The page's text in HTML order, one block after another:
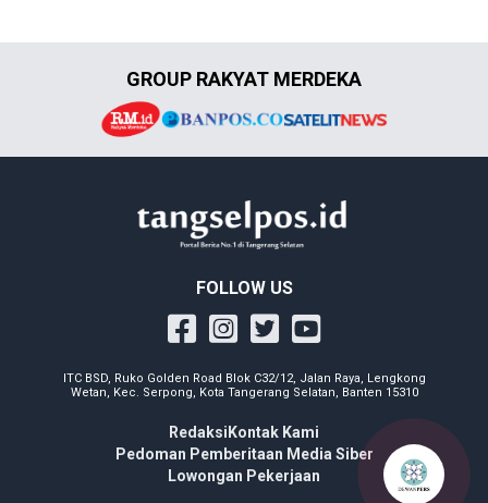
GROUP RAKYAT MERDEKA
FOLLOW US
ITC BSD, Ruko Golden Road Blok C32/12, Jalan Raya, Lengkong
Wetan, Kec. Serpong, Kota Tangerang Selatan, Banten 15310
Redaksi Kontak Kami
Pedoman Pemberitaan Media Siber
Lowongan Pekerjaan